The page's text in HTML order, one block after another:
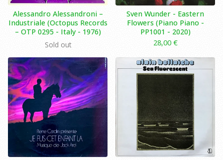
Alessandro Alessandroni –
Industriale (Octopus Records
– OTP 0295 - Italy - 1976)
Sold out
Sven Wunder - Eastern
Flowers (Piano Piano -
PP1001 - 2020)
28,00 €